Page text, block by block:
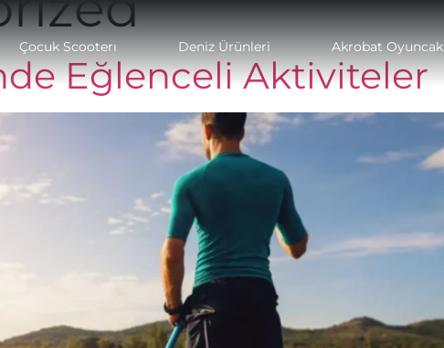
Çocuk Scooterı Deniz Ürünleri Akrobat Oyuncak
Eğlenceli Aktiviteler